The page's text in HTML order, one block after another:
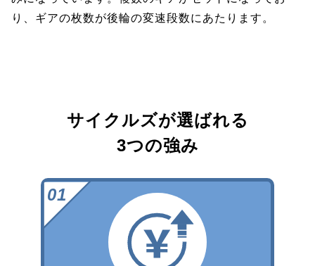
り、ギアの枚数が後輪の変速段数にあたります。
サイクルズが選ばれる
3つの強み